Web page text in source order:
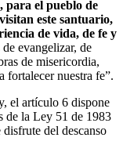
para el pueblo de
este santuario,
de vida, de fe y
evangelizar, de
de misericordia,
fortalecer nuestra fe”.
el artículo 6 dispone
de la Ley 51 de 1983
del descanso